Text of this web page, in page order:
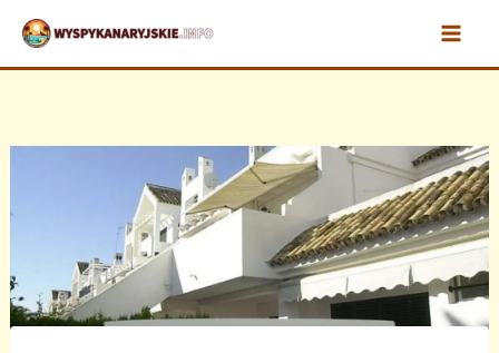
Przejdź
treści